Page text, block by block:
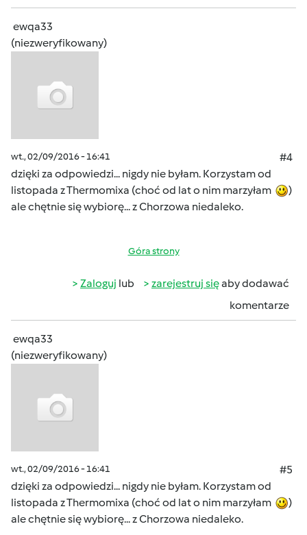
ewqa33
(niezweryfikowany)
wt., 02/09/2016 - 16:41
#4
dzięki za odpowiedzi... nigdy nie byłam. Korzystam od
listopada z Thermomixa (choć od lat o nim marzyłam
)
ale chętnie się wybiorę... z Chorzowa niedaleko.
Góra strony
Zaloguj lub zarejestruj sięaby dodawać
komentarze
ewqa33
(niezweryfikowany)
wt., 02/09/2016 - 16:41
#5
dzięki za odpowiedzi... nigdy nie byłam. Korzystam od
listopada z Thermomixa (choć od lat o nim marzyłam
)
ale chętnie się wybiorę... z Chorzowa niedaleko.